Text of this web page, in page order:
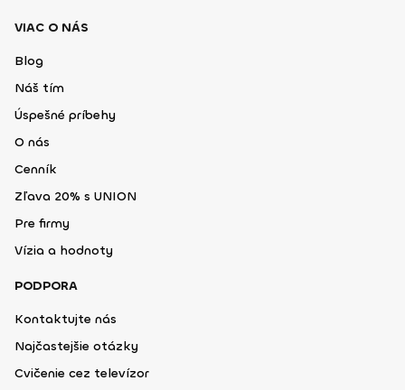
VIAC O NÁS
Blog
Náš tím
Úspešné príbehy
O nás
Cenník
Zľava 20% s UNION
Pre firmy
Vízia a hodnoty
PODPORA
Kontaktujte nás
Najčastejšie otázky
Cvičenie cez televízor